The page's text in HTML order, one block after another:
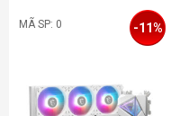
MÃ SP: 0 -11%